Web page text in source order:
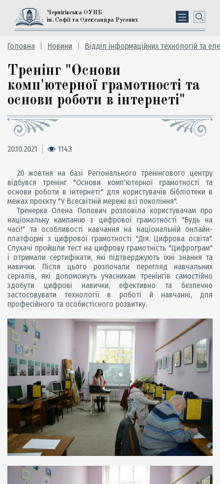
Чернігівська ОУНБ
ім. Софії та Олександра Русових
Головна Новини Відділ інформаційних технологій та
Тренінг "Основи
комп'ютерної грамотності та
основи роботи в інтернеті"
20.10.2021 1143
20 жовтня на базі Регіонального тренінгового центру
відбувся тренінг "Основи комп'ютерної грамотності та
основи роботи в інтернеті" для користувачів бібліотеки в
межах проєкту "У Всесвітній мережі всі покоління".
Тренерка Олена Попович розповіла користувачам про
національну кампанію з цифрової грамотності "Будь на
часі!" та особливості навчання на національній онлайн-
платформі з цифрової грамотності "Дія. Цифрова освіта".
Слухачі пройшли тест на цифрову грамотність "Цифрограм"
і отримали сертифікати, які підтверджують їхні знання та
навички. Після цього розпочали перегляд навчальних
серіалів, які допоможуть учасникам тренінгів самостійно
здобути цифрові навички, ефективно та безпечно
застосовувати технології в роботі й навчанні, для
професійного та особистісного розвитку.